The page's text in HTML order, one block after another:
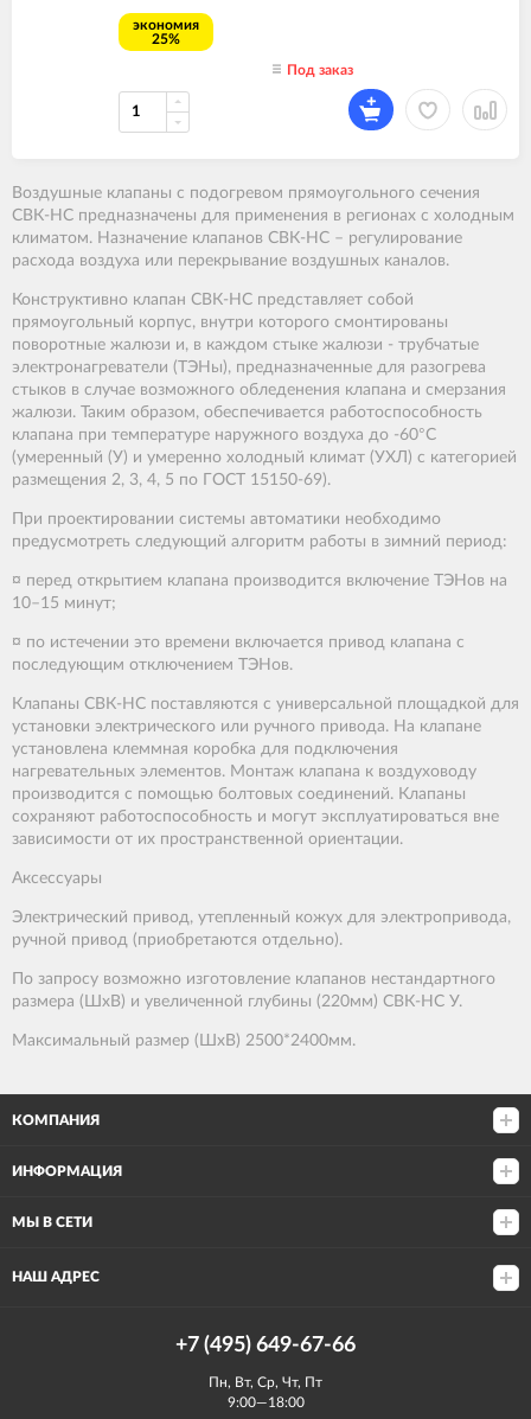
экономия
25%
Под заказ
Воздушные клапаны с подогревом прямоугольного сечения
СВК-НС предназначены для применения в регионах с холодным
климатом. Назначение клапанов СВК-НС – регулирование
расхода воздуха или перекрывание воздушных каналов.
Конструктивно клапан СВК-НС представляет собой
прямоугольный корпус, внутри которого смонтированы
поворотные жалюзи и, в каждом стыке жалюзи - трубчатые
электронагреватели (ТЭНы), предназначенные для разогрева
стыков в случае возможного обледенения клапана и смерзания
жалюзи. Таким образом, обеспечивается работоспособность
клапана при температуре наружного воздуха до -60°С
(умеренный (У) и умеренно холодный климат (УХЛ) с категорией
размещения 2, 3, 4, 5 по ГОСТ 15150-69).
При проектировании системы автоматики необходимо
предусмотреть следующий алгоритм работы в зимний период:
¤ перед открытием клапана производится включение ТЭНов на
10–15 минут;
¤ по истечении это времени включается привод клапана с
последующим отключением ТЭНов.
Клапаны СВК-НС поставляются с универсальной площадкой для
установки электрического или ручного привода. На клапане
установлена клеммная коробка для подключения
нагревательных элементов. Монтаж клапана к воздуховоду
производится с помощью болтовых соединений. Клапаны
сохраняют работоспособность и могут эксплуатироваться вне
зависимости от их пространственной ориентации.
Аксессуары
Электрический привод, утепленный кожух для электропривода,
ручной привод (приобретаются отдельно).
По запросу возможно изготовление клапанов нестандартного
размера (ШхВ) и увеличенной глубины (220мм) СВК-НС У.
Максимальный размер (ШхВ) 2500*2400мм.
КОМПАНИЯ
ИНФОРМАЦИЯ
МЫ В СЕТИ
НАШ АДРЕС
+7 (495) 649-67-66
Пн, Вт, Ср, Чт, Пт
9:00—18:00